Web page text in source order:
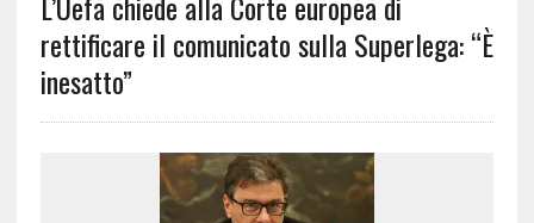
rettificare il comunicato sulla Superlega: “È
inesatto”